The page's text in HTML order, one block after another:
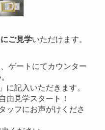
ご見学いただけます。
ゲートにてカウンター
に記入いただきます。
由見学スタート！
ッフにお声がけくださ